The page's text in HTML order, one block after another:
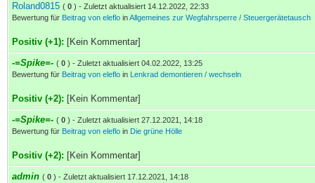
Roland0815 ( 0 ) - Zuletzt aktualisiert 14.12.2022, 22:33
Bewertung für Beitrag von eleflo inAllgemeines zur Wegfahrsperre / Steuergerätetausch
Positiv (+1): [Kein Kommentar]
-=Spike=- ( 0 ) - Zuletzt aktualisiert 04.02.2022, 13:25
Bewertung für Beitrag von eleflo in Lenkrad demontieren / wechseln
Positiv (+2): [Kein Kommentar]
-=Spike=- ( 0 ) - Zuletzt aktualisiert 27.12.2021, 14:18
Bewertung für Beitrag von eleflo in Die grüne Hölle
Positiv (+2): [Kein Kommentar]
admin ( 0 ) - Zuletzt aktualisiert 17.12.2021, 14:18